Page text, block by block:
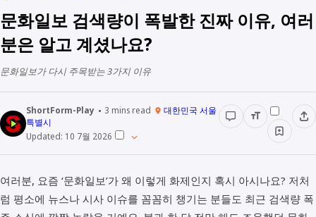
문화일보 검색량이 폭발한 진짜 이유, 여러
분은 알고 계셨나요?
문화일보가 다시 주목받는 3가지 이유
ShortForm-Play 3 mins read
대한민국 서울
특별시
Updated: 10 7월 2026
여러분, 요즘 ‘문화일보’가 왜 이렇게 화제인지 혹시 아시나요? 저처
럼 평소에 뉴스나 시사 이슈를 꼼꼼히 챙기는 분들도 최근 검색량 폭